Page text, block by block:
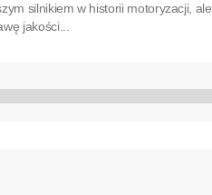
silnikiem w historii motoryzacji, ale
jakości...